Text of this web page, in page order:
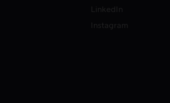
LinkedIn
Instagram